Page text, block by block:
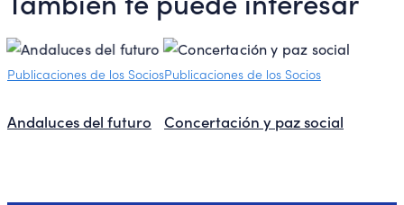
Publicaciones de los Socios
Andaluces del futuro
Publicaciones de los Socios
Concertación y paz social